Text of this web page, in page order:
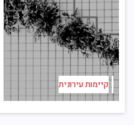
קיימות עירונית